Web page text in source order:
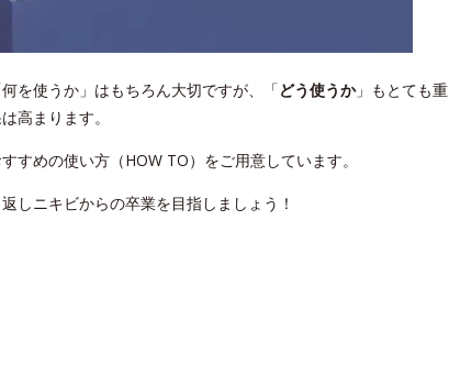
を使うか」はもちろん大切ですが、「どう使うか」もとても重
高まります。
すめの使い方（HOW TO）をご用意しています。
しニキビからの卒業を目指しましょう！